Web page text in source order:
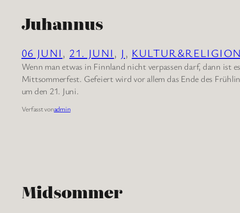
Juhannus
06 JUNI , 21. JUNI , J , KULTUR&RELIGION
Wenn man etwas in Finnland nicht verpassen darf, dann ist
Mittsommerfest. Gefeiert wird vor allem das Ende des
um den 21. Juni.
Verfasst vonadmin
Midsommer